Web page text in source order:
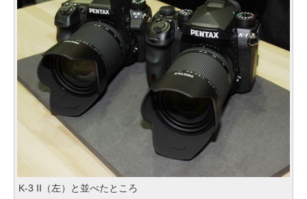
K-3 II（左）と並べたところ